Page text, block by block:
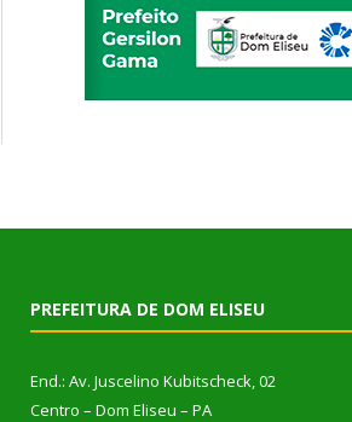
PREFEITURA DE DOM ELISEU
End.: Av. Juscelino Kubitscheck, 02
Centro – Dom Eliseu – PA